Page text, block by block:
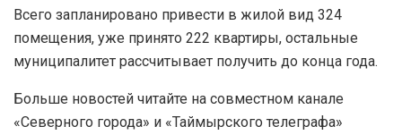
Всего запланировано привести в жилой вид 324
помещения, уже принято 222 квартиры, остальные
муниципалитет рассчитывает получить до конца года.
Больше новостей читайте на совместном канале
«Северного города» и «Таймырского телеграфа»